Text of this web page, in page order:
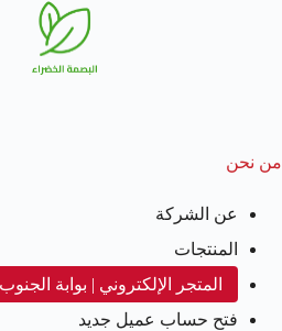
من نحن
عن الشركة
المنتجات
المتجر الإلكتروني | بوابة الجنوب
فتح حساب عميل جديد